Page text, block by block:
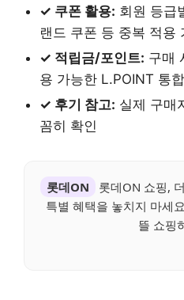
✓ 쿠폰 활용: 회원 등급
랜드 쿠폰 등 중복 적용
✓ 적립금/포인트: 구매
용 가능한 L.POINT 통
✓ 후기 참고: 실제 구매
꼼히 확인
롯데ON
롯데ON 쇼핑,
특별 혜택을 놓치지 마세
뜰 쇼핑